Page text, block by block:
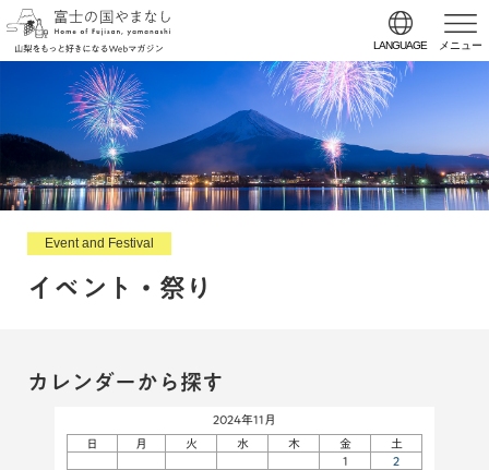
LANGUAGE メニュー
Event and Festival
イベント・祭り
カレンダーから探す
2024年11月
日
月 火 水 木 金
土
1
2